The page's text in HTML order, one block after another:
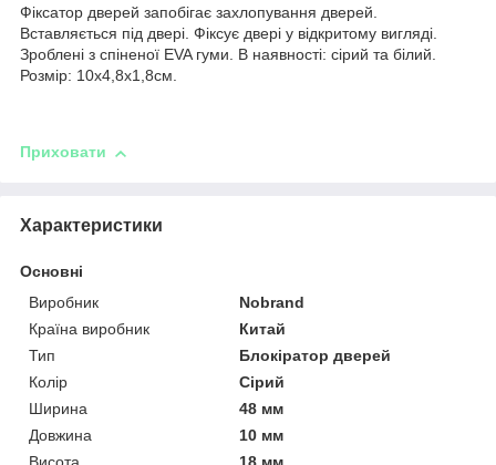
Фіксатор дверей запобігає захлопування дверей.
Вставляється під двері. Фіксує двері у відкритому вигляді.
Зроблені з спіненої EVA гуми. В наявності: сірий та білий.
Розмір: 10х4,8х1,8см.
Приховати
Характеристики
Основні
Виробник
Nobrand
Країна виробник
Китай
Тип
Блокіратор дверей
Колір
Сірий
Ширина
48 мм
Довжина
10 мм
Висота
18 мм